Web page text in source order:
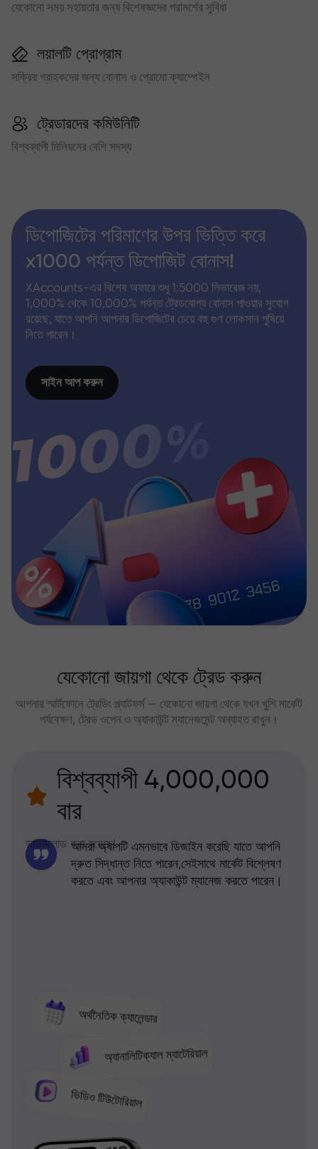
যেকোনো সময় সহায়তার জন্য বিশেষজ্ঞদের পরামর্শের সুবিধা
লয়ালটি প্রোগ্রাম
সক্রিয় গ্রাহকদের জন্য বোনাস ও প্রোমো ক্যাম্পেইন
ট্রেডারদের কমিউনিটি
বিশ্বব্যাপী মিলিয়নের বেশি সদস্য
ডিপোজিটের পরিমাণের উপর ভিত্তি করে
x1000 পর্যন্ত ডিপোজিট বোনাস!
XAccounts-এর বিশেষ অফারে শুধু 1:5000 লিভারেজ নয়,
1,000% থেকে 10,000% পর্যন্ত ট্রেডযোগ্য বোনাস পাওয়ার সুযোগ
রয়েছে, যাতে আপনি আপনার ডিপোজিটের চেয়ে বহু গুণ লোকসান পুষিয়ে
নিতে পারেন।
সাইন আপ করুন
যেকোনো জায়গা থেকে ট্রেড করুন
আপনার স্মার্টফোনে ট্রেডিং প্ল্যাটফর্ম — যেকোনো জায়গা থেকে যখন খুশি মার্কেট
পর্যবেক্ষণ, ট্রেড ওপেন ও অ্যাকাউন্ট ম্যানেজমেন্ট অব্যাহত রাখুন।
বিশ্বব্যাপী 4,000,000
বার
ডাউনলোড করা হয়েছে!
অর্থনৈতিক ক্যালেন্ডার
অ্যানালিটিক্যাল ম্যাটেরিয়াল
ভিডিও টিউটোরিয়াল
আমরা অ্যাপটি এমনভাবে ডিজাইন করেছি যাতে আপনি
দ্রুত সিদ্ধান্ত নিতে পারেন,সেইসাথে মার্কেট বিশ্লেষণ
করতে এবং আপনার অ্যাকাউন্ট ম্যানেজ করতে পারেন।